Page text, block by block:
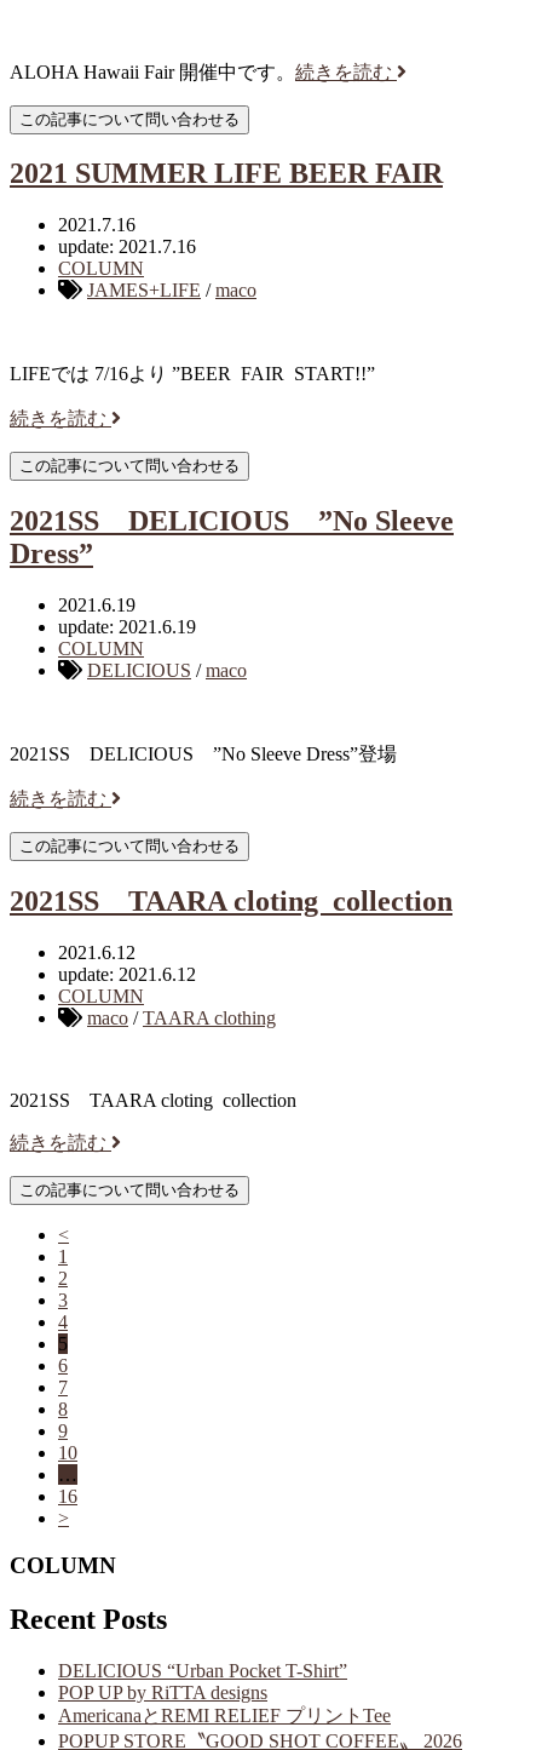
ALOHA Hawaii Fair 開催中です。 続きを読む
2021 SUMMER LIFE BEER FAIR
2021.7.16
update: 2021.7.16
COLUMN
JAMES+LIFE /maco
LIFEでは 7/16より ”BEER FAIR START!!”
続きを読む
2021SS DELICIOUS ”No Sleeve
Dress”
2021.6.19
update: 2021.6.19
COLUMN
DELICIOUS /maco
2021SS DELICIOUS ”No Sleeve Dress”登場
続きを読む
2021SS TAARA cloting collection
2021.6.12
update: 2021.6.12
COLUMN
maco /TAARA clothing
2021SS TAARA cloting collection
続きを読む
<
1
2
3
4
5
6
7
8
9
10
…
16
>
COLUMN
Recent Posts
DELICIOUS “Urban Pocket T-Shirt”
POP UP by RiTTA designs
AmericanaとREMI RELIEF プリントTee
POPUP STORE〝GOOD SHOT COFFEE〟 2026